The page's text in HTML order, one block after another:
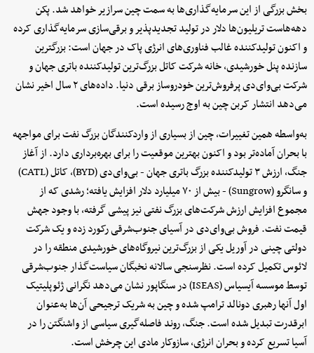
بخش بزرگی از این سرمایه‌گذاری‌ها به سمت چین سرازیر خواهد شد. پکن
دهه‌هاست تریلیون‌ها دلار در تولید تجدیدپذیر و برقی‌سازی سرمایه‌گذاری کرده
و اکنون تولیدکننده غالب فناوری‌های انرژی پاک در جهان است: بزرگترین
سازنده پنل خورشیدی، خانه شرکت کاتل بزرگ‌ترین تولیدکننده باتری جهان و
شرکت بی‌وای‌دی پرفروش‌ترین خودروساز برقی دنیا. داده‌های ۲ سال اخیر نشان
می‌دهد انتشار کربن چین به اوج رسیده است.
به‌واسطه همین تغییرات، چین از بسیاری از واردکنندگان بزرگ نفت برای مواجهه
با بحران آماده‌تر بود و اکنون بهترین موقعیت را برای بهره‌برداری دارد. از آغاز
جنگ، ارزش ۳ تولیدکننده بزرگ باتری جهان - بی‌وای‌دی (BYD)، کاتل (CATL)
و سانگرو (Sungrow) - بیش از ۷۰ میلیارد دلار افزایش یافته؛ رشدی که از
مجموع افزایش ارزش شرکت‌های بزرگ نفتی نیز پیشی گرفته، با وجود جهش
قیمت نفت. فروش بی‌وای‌دی در آسیای جنوب‌شرقی رکورد زده و یک شرکت
دولتی چینی در آوریل یکی از بزرگ‌ترین نیروگاه‌های خورشیدی منطقه را در
لائوس تکمیل کرده است. نظرسنجی سالانه نخبگان سیاست‌گذار جنوب‌شرقی
توسط موسسه آیسیاس (ISEAS) در سنگاپور نشان می‌دهد نگرانی ژئوپلیتیک
اول آنها رهبری دونالد ترامپ شده و چین به شریک ترجیحی آن‌ها به‌عنوان
ابرقدرت تبدیل شده است. جنگ، روند فاصله‌گیری سیاسی از واشنگتن را در
آسیا تسریع کرده و بحران انرژی، سازوکار مادی این چرخش است.